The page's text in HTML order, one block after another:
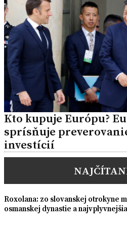
Kto kupuje Európu?
sprísňuje
investícií
Roxolana: zo slovanskej otrokyne
osmanskej dynastie a